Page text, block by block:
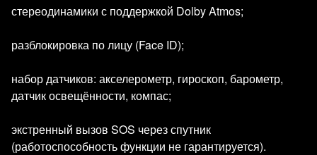
стереодинамики с поддержкой Dolby Atmos;
разблокировка по лицу (Face ID);
набор датчиков: акселерометр, гироскоп, барометр,
датчик освещённости, компас;
экстренный вызов SOS через спутник
(работоспособность функции не гарантируется).